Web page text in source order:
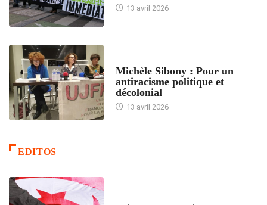
13 avril 2026
Michèle Sibony : Pour un
antiracisme politique et
décolonial
13 avril 2026
EDITOS